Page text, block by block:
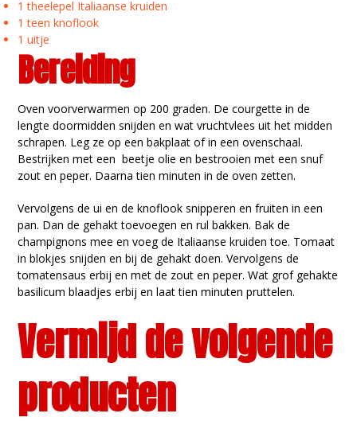
1 theelepel Italiaanse kruiden
1 teen knoflook
1 uitje
Bereiding
Oven voorverwarmen op 200 graden. De courgette in de
lengte doormidden snijden en wat vruchtvlees uit het midden
schrapen. Leg ze op een bakplaat of in een ovenschaal.
Bestrijken met een beetje olie en bestrooien met een snuf
zout en peper. Daarna tien minuten in de oven zetten.
Vervolgens de ui en de knoflook snipperen en fruiten in een
pan. Dan de gehakt toevoegen en rul bakken. Bak de
champignons mee en voeg de Italiaanse kruiden toe. Tomaat
in blokjes snijden en bij de gehakt doen. Vervolgens de
tomatensaus erbij en met de zout en peper. Wat grof gehakte
basilicum blaadjes erbij en laat tien minuten pruttelen.
Vermijd de volgende
producten